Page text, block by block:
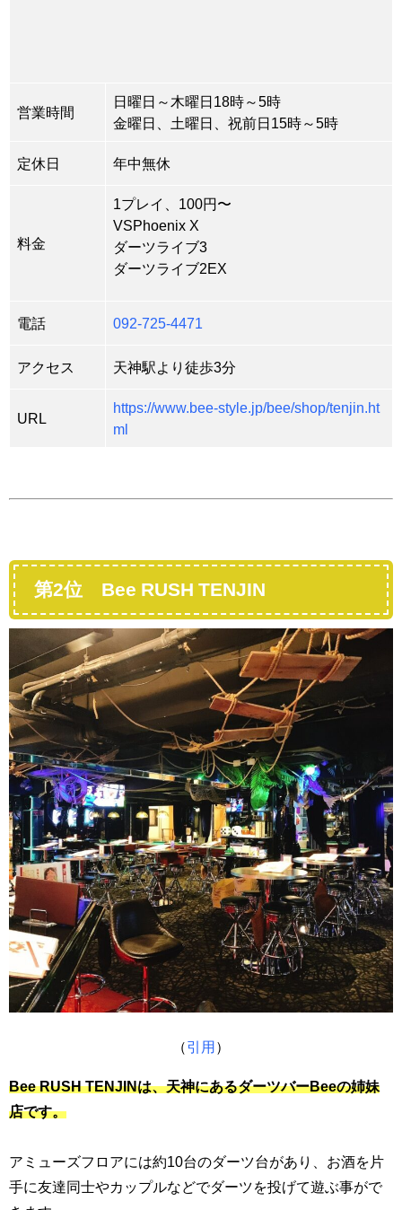
営業時間
日曜日～木曜日18時～5時
金曜日、土曜日、祝前日15時～5時
定休日 年中無休
料金
1プレイ、100円〜
VSPhoenix X
ダーツライブ3
ダーツライブ2EX
電話 092-725-4471
アクセス 天神駅より徒歩3分
URL
https://www.bee-style.jp/bee/shop/tenjin.ht
ml
第2位 Bee RUSH TENJIN
（引用 ）
Bee RUSH TENJINは、天神にあるダーツバーBeeの姉妹
店です。
アミューズフロアには約10台のダーツ台があり、お酒を片
手に友達同士やカップルなどでダーツを投げて遊ぶ事がで